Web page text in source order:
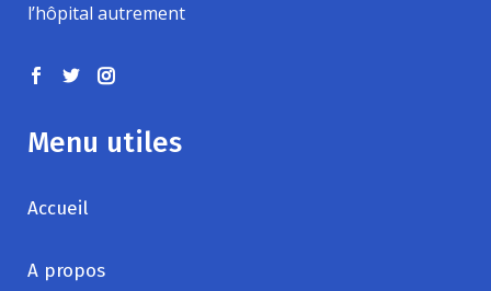
l’hôpital autrement
Menu utiles
Accueil
A propos